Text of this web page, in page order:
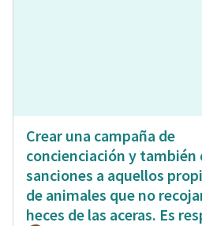
Crear una campaña de
concienciación y también
sanciones a aquellos
de animales que no
heces de las aceras. Es